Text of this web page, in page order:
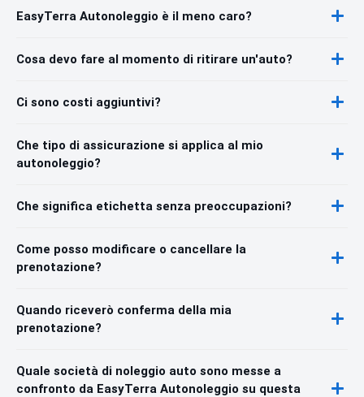
EasyTerra Autonoleggio è il meno caro?
Cosa devo fare al momento di ritirare un'auto?
Ci sono costi aggiuntivi?
Che tipo di assicurazione si applica al mio
autonoleggio?
Che significa etichetta senza preoccupazioni?
Come posso modificare o cancellare la
prenotazione?
Quando riceverò conferma della mia
prenotazione?
Quale società di noleggio auto sono messe a
confronto da EasyTerra Autonoleggio su questa